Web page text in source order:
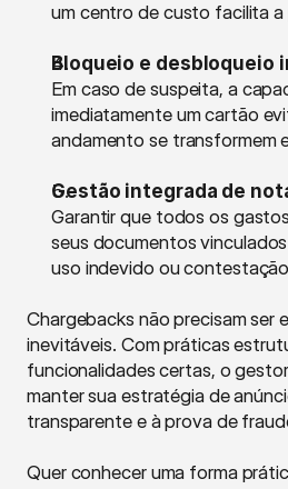
um centro de custo facilita
Bloqueio e desbloqueio
Em caso de suspeita, a
imediatamente um cartão
andamento se transformem
Gestão integrada de
Garantir que todos os
seus documentos
uso indevido ou
Chargebacks não precisam ser
inevitáveis. Com práticas
funcionalidades certas, o
manter sua estratégia de
transparente e à prova de
Quer conhecer uma forma